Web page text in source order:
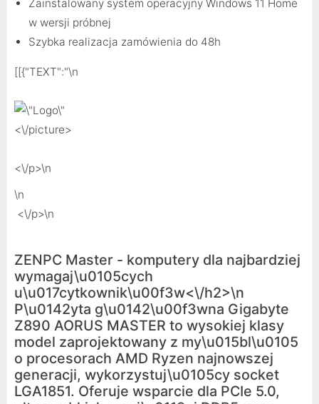
Zainstalowany system operacyjny Windows 11 Home
w wersji próbnej
Szybka realizacja zamówienia do 48h
[[{"TEXT":"\n
<\/picture>
<\/p>\n
\n
<\/p>\n
ZENPC Master - komputery dla najbardziej
wymagaj\u0105cych
u\u017cytkownik\u00f3w<\/h2>\n
P\u0142yta g\u0142\u00f3wna Gigabyte
Z890 AORUS MASTER to wysokiej klasy
model zaprojektowany z my\u015bl\u0105
o procesorach AMD Ryzen najnowszej
generacji, wykorzystuj\u0105cy socket
LGA1851. Oferuje wsparcie dla PCIe 5.0,